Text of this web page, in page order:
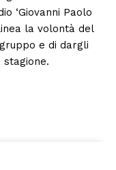
‘Giovanni Paolo
la volontà del
e di dargli